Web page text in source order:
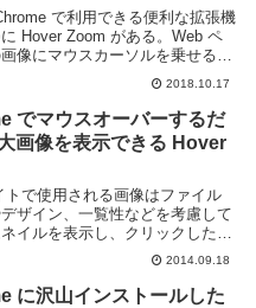
で利用できる便利な拡張機
Hover Zoom がある。Web ペ
像にマウスカーソルを乗せるだ
を拡大表示してくれるすぐれもの
Google Chrome の拡張機能ペー
2018.10.17
でマウスオーバーするだ
画像を表示できる Hover
トで使用される画像はファイル
ザイン、一覧性などを考慮して
イルを表示し、クリックしたら
へ遷移させる事が多いです。この
リックせずに表示する事ができる
Zoom という Google...
2014.09.18
に沢山インストールした